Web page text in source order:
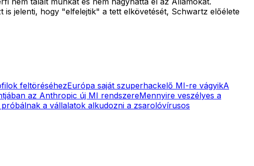
jelenti, hogy "elfelejtik" a tett elkövetését, Schwartz előélete
feltöréséhezEurópa saját szuperhackelő MI-re vágyikA
az Anthropic új MI rendszereMennyire veszélyes a
próbálnak a vállalatok alkudozni a zsarolóvírusos